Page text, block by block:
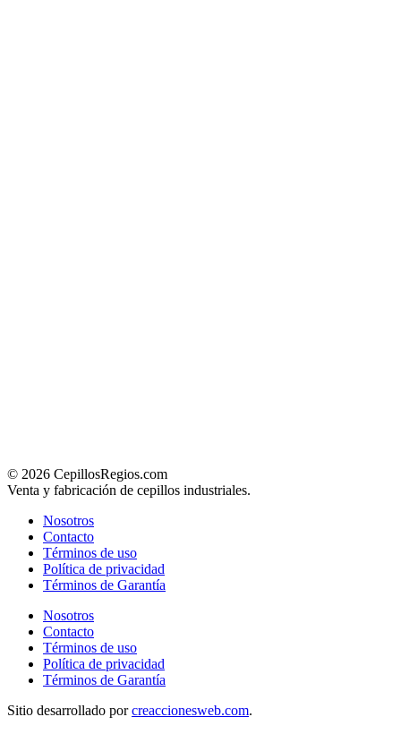
© 2026 CepillosRegios.com
Venta y fabricación de cepillos industriales.
Nosotros
Contacto
Términos de uso
Política de privacidad
Términos de Garantía
Nosotros
Contacto
Términos de uso
Política de privacidad
Términos de Garantía
Sitio desarrollado porcreaccionesweb.com.